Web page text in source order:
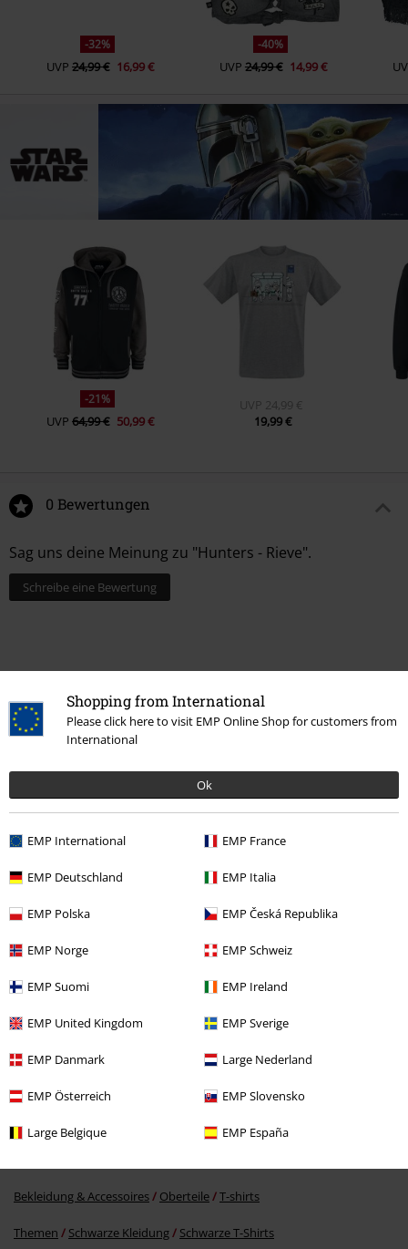
Shopping from International
Please click here to visit EMP Online Shop for customers from
International
Ok
EMP International EMP France
EMP Deutschland EMP Italia
EMP Polska EMP Česká Republika
EMP Norge EMP Schweiz
EMP Suomi EMP Ireland
EMP United Kingdom EMP Sverige
EMP Danmark Large Nederland
EMP Österreich EMP Slovensko
Large Belgique EMP España
-32%
UVP 24,99 € 16,99 €
-40%
UVP 24,99 € 14,99 €
-21%
UVP 64,99 € 50,99 €
UVP 24,99 €
19,99 €
0 Bewertungen
Sag uns deine Meinung zu "Hunters - Rieve".
Schreibe eine Bewertung
Zuletzt angesehene Artikel
UVP24,99 € 15,99 €
Mehr Kategorien. Mehr Möglichkeiten.
Filme & Serien T-Shirts & Tops
Bekleidung & Accessoires Oberteile T-shirts
Themen Schwarze Kleidung Schwarze T-Shirts